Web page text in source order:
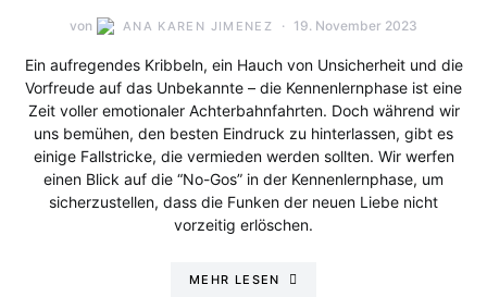
von ANA KAREN JIMENEZ 19. November 2023
Ein aufregendes Kribbeln, ein Hauch von Unsicherheit und die
Vorfreude auf das Unbekannte – die Kennenlernphase ist eine
Zeit voller emotionaler Achterbahnfahrten. Doch während wir
uns bemühen, den besten Eindruck zu hinterlassen, gibt es
einige Fallstricke, die vermieden werden sollten. Wir werfen
einen Blick auf die “No-Gos” in der Kennenlernphase, um
sicherzustellen, dass die Funken der neuen Liebe nicht
vorzeitig erlöschen.
MEHR LESEN